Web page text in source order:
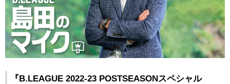
『B.LEAGUE 2022-23 POSTSEASONスペシャル